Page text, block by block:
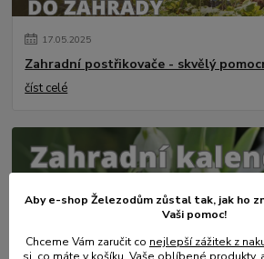
17.05.2025
Zahradní postřikovače - skvělý
číst celé
Aby e-shop Železodům zůstal tak, jak ho
Vaši pomoc!
Chceme Vám zaručit co nejlepší zážitek z